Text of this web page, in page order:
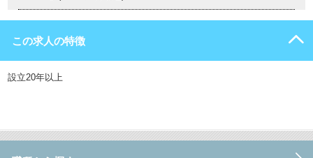
この求人の特徴
設立20年以上